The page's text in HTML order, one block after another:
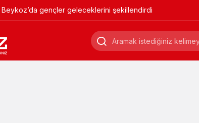
Beykoz’da gençler geleceklerini şekillendirdi